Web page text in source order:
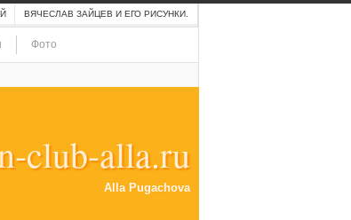
club-alla.ru
Alla Pugachova
ВЯЧЕСЛАВ ЗАЙЦЕВ И ЕГО РИСУНКИ.
Фото